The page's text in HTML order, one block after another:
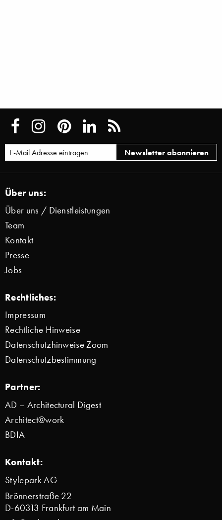
Über uns:
Über uns / Dienstleistungen
Team
Kontakt
Presse
Jobs
Rechtliches:
Impressum
Rechtliche Hinweise
Datenschutzhinweise Zoom
Datenschutzbestimmung
Partner:
AD – Architectural Digest
Architect@work
BDIA
Kontakt:
Stylepark AG
Brönnerstraße 22
D-60313 Frankfurt am Main